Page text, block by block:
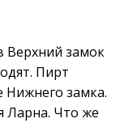
Верхний замок
Пирт
Нижнего замка.
Ларна. Что же